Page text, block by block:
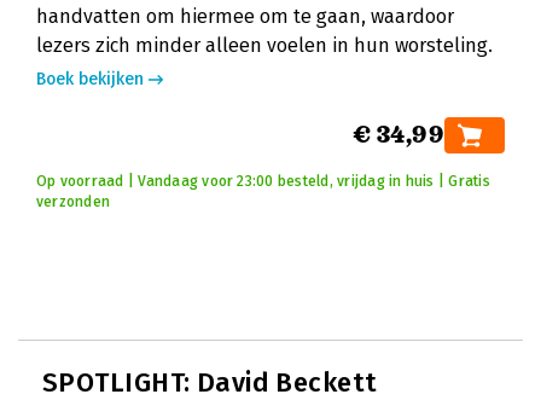
handvatten om hiermee om te gaan, waardoor
lezers zich minder alleen voelen in hun worsteling.
Boek bekijken
€ 34,99
Op voorraad | Vandaag voor 23:00 besteld, vrijdag in huis | Gratis
verzonden
SPOTLIGHT: David Beckett